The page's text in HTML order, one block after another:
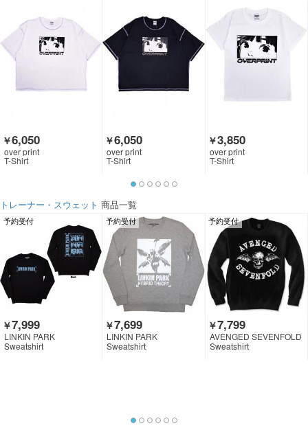
￥6,050
over print
T-Shirt
￥6,050
over print
T-Shirt
￥3,850
over print
T-Shirt
トレーナー・スウェット 商品一覧
予約受付
￥7,999
LINKIN PARK
Sweatshirt
予約受付
￥7,699
LINKIN PARK
Sweatshirt
予約受付
￥7,799
AVENGED SEVENFOLD
Sweatshirt